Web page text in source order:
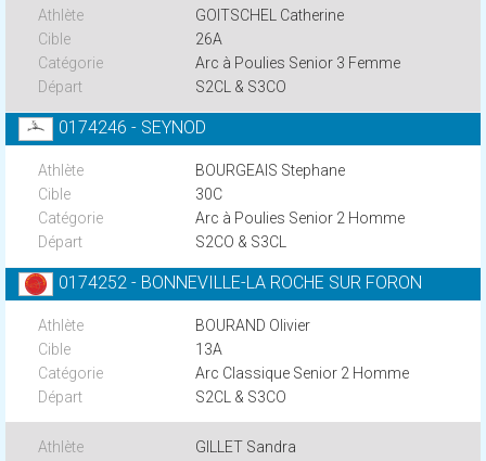
GOITSCHEL Catherine
26A
Arc à Poulies Senior 3 Femme
S2CL & S3CO
0174246 - SEYNOD
BOURGEAIS Stephane
30C
Arc à Poulies Senior 2 Homme
S2CO & S3CL
0174252 - BONNEVILLE-LA ROCHE SUR FORON
BOURAND Olivier
13A
Arc Classique Senior 2 Homme
S2CL & S3CO
GILLET Sandra